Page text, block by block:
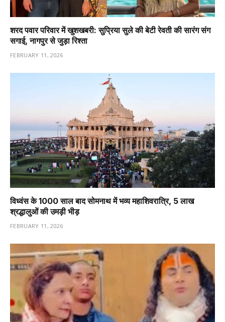
शरद पवार परिवार में खुशखबरी: सुप्रिया सुले की बेटी रेवती की सारंग संग
सगाई, नागपुर से जुड़ा रिश्ता
FEBRUARY 11, 2026
विध्वंस के 1000 साल बाद सोमनाथ में भव्य महाशिवरात्रि, 5 लाख
श्रद्धालुओं की उमड़ी भीड़
FEBRUARY 11, 2026